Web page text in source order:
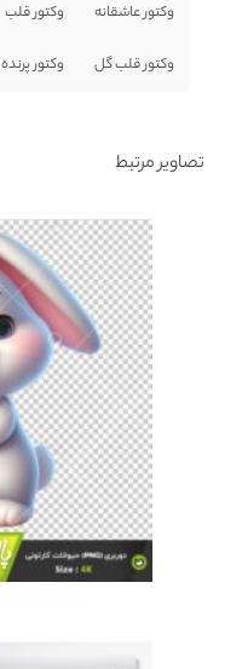
وکتور عاشقانه وکتور قلب
وکتور قلب گل وکتور پرنده
تصاویر مرتبط